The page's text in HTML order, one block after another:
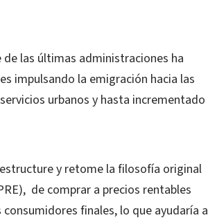
las últimas administraciones ha
impulsando la emigración hacia las
urbanos y hasta incrementado
y retome la filosofía original
de comprar a precios rentables
finales, lo que ayudaría a